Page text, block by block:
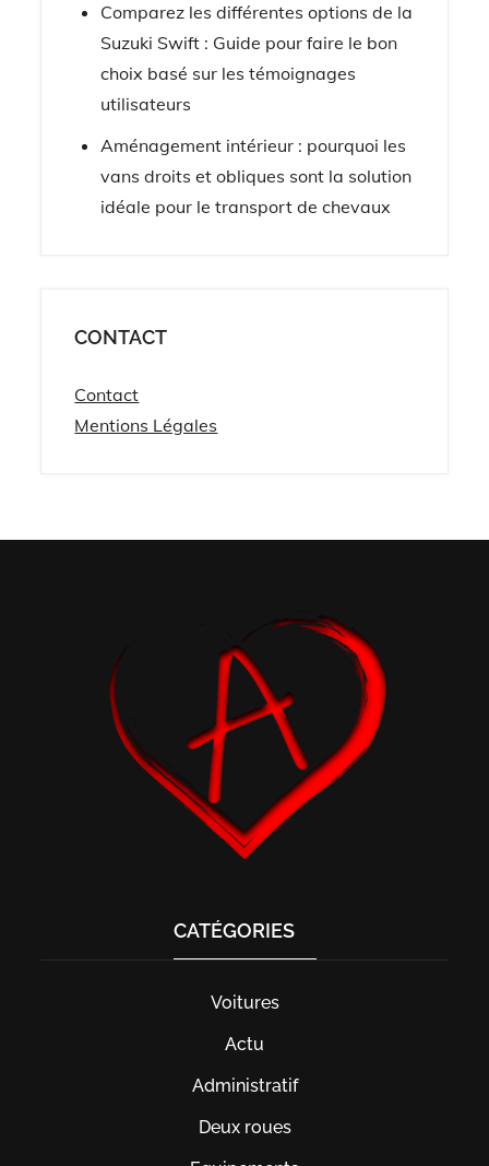
Comparez les différentes options de la
Suzuki Swift : Guide pour faire le bon
choix basé sur les témoignages
utilisateurs
Aménagement intérieur : pourquoi les
vans droits et obliques sont la solution
idéale pour le transport de chevaux
CONTACT
Contact
Mentions Légales
CATÉGORIES
Voitures
Actu
Administratif
Deux roues